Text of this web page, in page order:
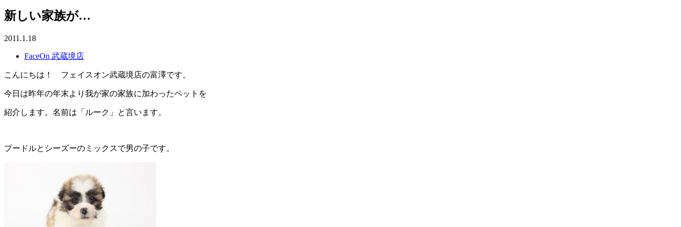
新しい家族が…
2011.1.18
FaceOn 武蔵境店
こんにちは！ フェイスオン武蔵境店の富澤です。
今日は昨年の年末より我が家の家族に加わったペットを
紹介します。名前は「ルーク」と言います。
プードルとシーズーのミックスで男の子です。